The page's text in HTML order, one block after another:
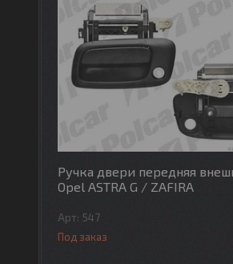
Ручка двери передняя
Opel ASTRA G / ZAFIRA
547
Под заказ